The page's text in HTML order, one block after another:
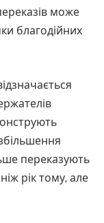
може
благодійних
переказують
рік тому, але